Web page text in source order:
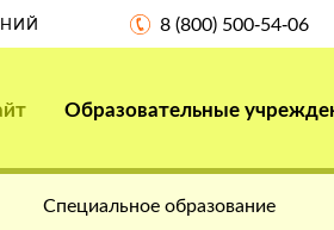
8 (800) 500-54-06
Образовательные
Специальное образование